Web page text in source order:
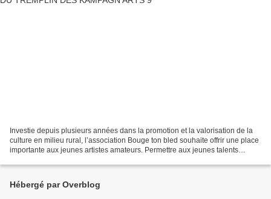
Investie depuis plusieurs années dans la promotion et la valorisation de la
culture en milieu rural, l’association Bouge ton bled souhaite offrir une place
importante aux jeunes artistes amateurs. Permettre aux jeunes talents
Hébergé par Overblog